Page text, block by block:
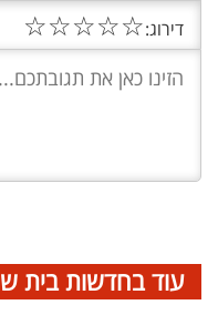
דירוג:☆
☆
☆
☆
☆
עוד בחדשות בית